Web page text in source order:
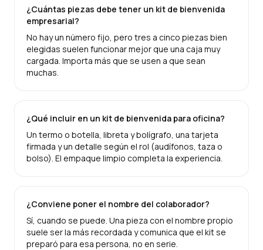
¿Cuántas piezas debe tener un kit de bienvenida
empresarial?
No hay un número fijo, pero tres a cinco piezas bien
elegidas suelen funcionar mejor que una caja muy
cargada. Importa más que se usen a que sean
muchas.
¿Qué incluir en un kit de bienvenida para oficina?
Un termo o botella, libreta y bolígrafo, una tarjeta
firmada y un detalle según el rol (audífonos, taza o
bolso). El empaque limpio completa la experiencia.
¿Conviene poner el nombre del colaborador?
Sí, cuando se puede. Una pieza con el nombre propio
suele ser la más recordada y comunica que el kit se
preparó para esa persona, no en serie.